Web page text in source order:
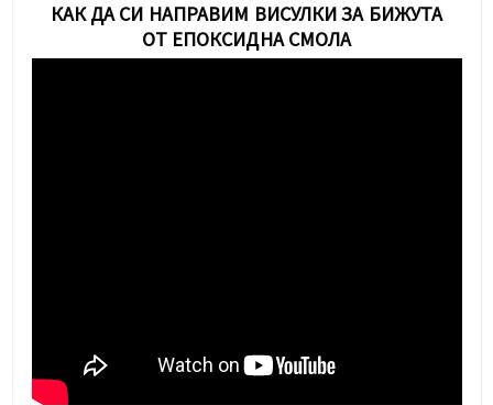
КАК ДА СИ НАПРАВИМ ВИСУЛКИ ЗА БИЖУТА
ОТ ЕПОКСИДНА СМОЛА